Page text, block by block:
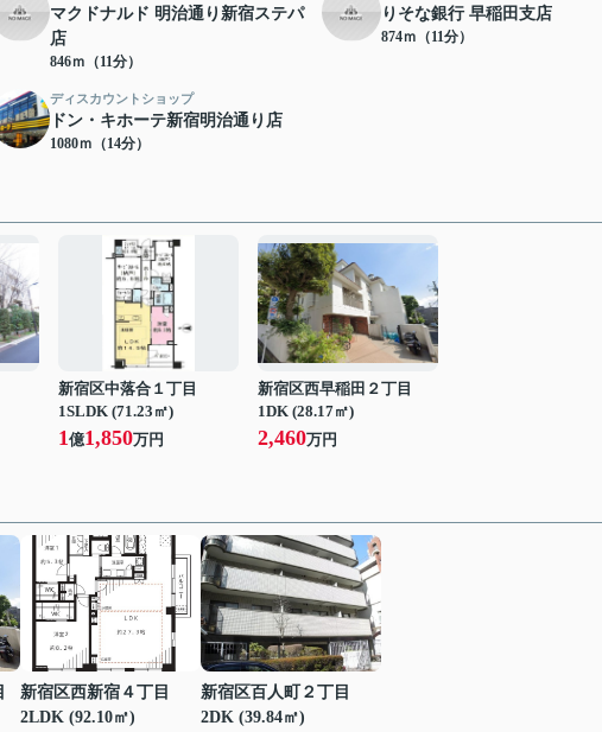
マクドナルド 明治通り新宿ステパ
店
846ｍ（11分）
りそな銀行 早稲田支店
874ｍ（11分）
ディスカウントショップ
ドン・キホーテ新宿明治通り店
1080ｍ（14分）
新宿区中落合１丁目
1SLDK (71.23㎡)
1億1,850万円
新宿区西早稲田２丁目
1DK (28.17㎡)
2,460万円
新宿区西新宿４丁目
2LDK (92.10㎡)
新宿区百人町２丁目
2DK (39.84㎡)